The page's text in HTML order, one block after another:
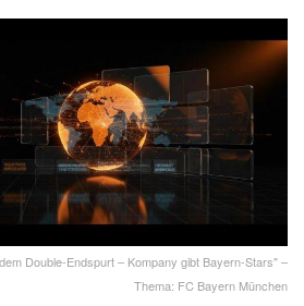
Double-Endspurt – Kompany gibt Bayern-Stars" –
Thema: FC Bayern München